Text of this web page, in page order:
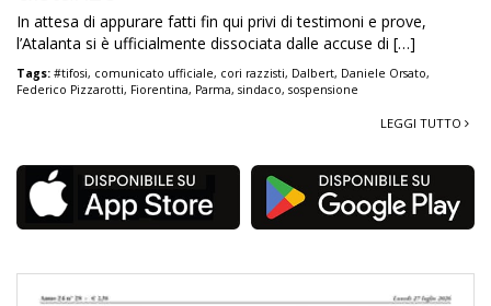
In attesa di appurare fatti fin qui privi di testimoni e prove,
l’Atalanta si è ufficialmente dissociata dalle accuse di […]
Tags: #tifosi, comunicato ufficiale, cori razzisti, Dalbert, Daniele Orsato,
Federico Pizzarotti, Fiorentina, Parma, sindaco, sospensione
LEGGI TUTTO